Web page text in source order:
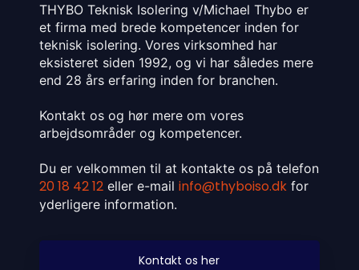
THYBO Teknisk Isolering v/Michael Thybo er
et firma med brede kompetencer inden for
teknisk isolering. Vores virksomhed har
eksisteret siden 1992, og vi har således mere
end 28 års erfaring inden for branchen.
​Kontakt os og hør mere om vores
arbejdsområder og kompetencer.
Du er velkommen til at kontakte os på telefon
20 18 42 12eller e-mail info@thyboiso.dkfor
yderligere information.
Kontakt os her​